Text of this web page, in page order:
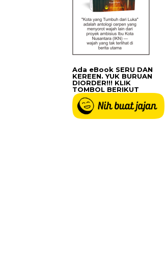
Ada eBook SERU DAN
KEREEN. YUK BURUAN
DIORDER!!! KLIK
TOMBOL BERIKUT